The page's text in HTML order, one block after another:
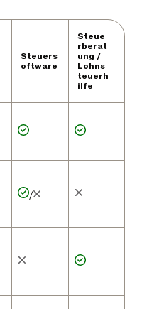
Steuers
oftware
Steue
rberat
ung /
Lohns
teuerh
ilfe
/